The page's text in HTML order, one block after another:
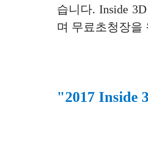
습니다. Inside
며 무료초청장을
"2017 Inside